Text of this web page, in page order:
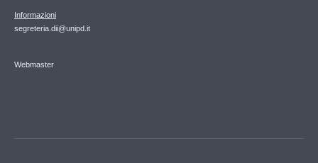
Informazioni
segreteria.dii@unipd.it
Webmaster